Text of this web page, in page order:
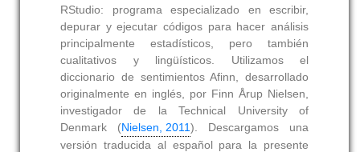
RStudio: programa especializado en escribir,
depurar y ejecutar códigos para hacer análisis
principalmente estadísticos, pero también
cualitativos y lingüísticos. Utilizamos el
diccionario de sentimientos Afinn, desarrollado
originalmente en inglés, por Finn Årup Nielsen,
investigador de la Technical University of
Denmark (Nielsen, 2011). Descargamos una
versión traducida al español para la presente